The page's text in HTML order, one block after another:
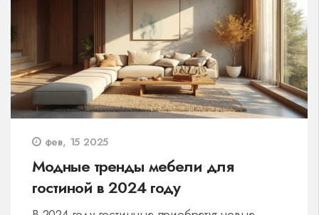
фев, 15 2025
Модные тренды мебели для
гостиной в 2024 году